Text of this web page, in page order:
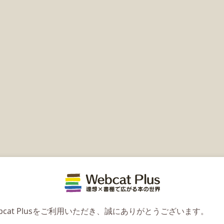
Plusをご利用いただき、誠にありがとうございます。